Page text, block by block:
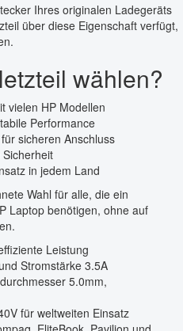
Ihres originalen Ladegeräts
über diese Eigenschaft verfügt,
wählen?
vielen HP Modellen
Performance
sicheren Anschluss
in jedem Land
Wahl für alle, die ein
Laptop benötigen, ohne auf
Leistung
Stromstärke 3.5A
5.0mm,
für weltweiten Einsatz